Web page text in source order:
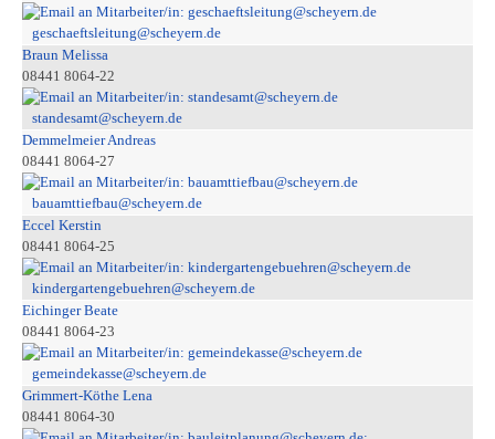
geschaeftsleitung@scheyern.de
Braun Melissa
08441 8064-22
standesamt@scheyern.de
Demmelmeier Andreas
08441 8064-27
bauamttiefbau@scheyern.de
Eccel Kerstin
08441 8064-25
kindergartengebuehren@scheyern.de
Eichinger Beate
08441 8064-23
gemeindekasse@scheyern.de
Grimmert-Köthe Lena
08441 8064-30